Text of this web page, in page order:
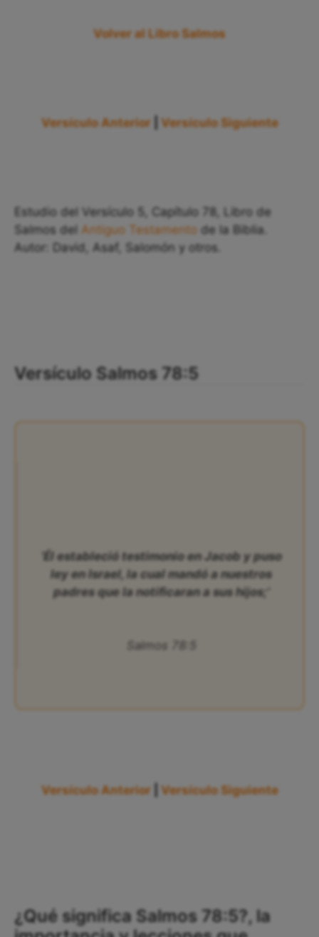
Volver al Libro Salmos
Versículo Anterior Versículo Siguiente
Estudio del Versículo 5, Capítulo 78, Libro de
Salmos del Antiguo Testamento de la Biblia.
Autor: David, Asaf, Salomón y otros.
Versículo Salmos 78:5
‘Él estableció testimonio en Jacob y puso
ley en Israel, la cual mandó a nuestros
padres que la notificaran a sus hijos;’
Salmos 78:5
Versículo Anterior Versículo Siguiente
¿Qué significa Salmos 78:5?, la